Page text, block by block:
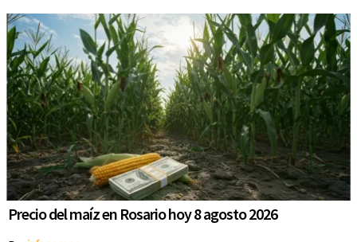
Precio del maíz en Rosario hoy 8 agosto 2026